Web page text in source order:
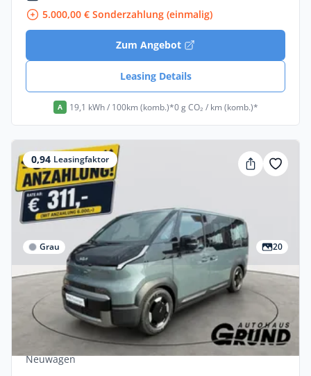
5.000,00 € Sonderzahlung (einmalig)
Zum Angebot
Leasing Details
A 19,1 kWh / 100km (komb.)*0 g CO₂ / km (komb.)*
0,94 Leasingfaktor
Grau 20
Privat & Gewerbe
Kia PV5 Passenger ELITE 71.2 | WP |
ALUFELGEN |
Automatik •163 PS (120 kW)
Neuwagen